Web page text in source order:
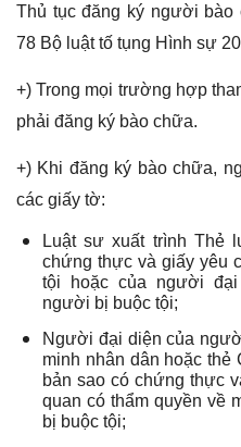
Thủ tục đăng ký người
78 Bộ luật tố tụng Hình sự
+) Trong mọi trường hợp
phải đăng ký bào chữa.
+) Khi đăng ký bào chữa,
các giấy tờ:
Luật sư xuất trình Thẻ
chứng thực và giấy yêu
tội hoặc của người
người bị buộc tội;
Người đại diện của
minh nhân dân hoặc
bản sao có chứng thực
quan có thẩm quyền về
bị buộc tội;